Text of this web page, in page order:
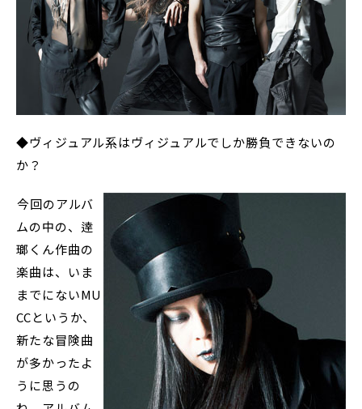
◆ヴィジュアル系はヴィジュアルでしか勝負できないの
か？
――今回のアルバ
ムの中の、逹
瑯くん作曲の
楽曲は、いま
までにないMU
CCというか、
新たな冒険曲
が多かったよ
うに思うの